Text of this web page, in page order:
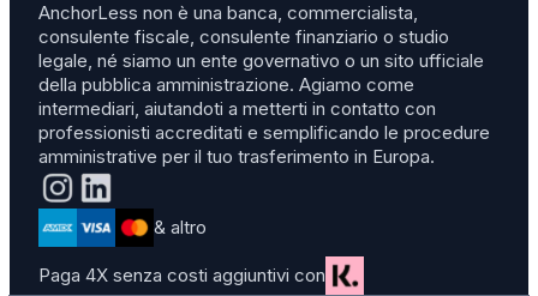
AnchorLess non è una banca, commercialista,
consulente fiscale, consulente finanziario o studio
legale, né siamo un ente governativo o un sito ufficiale
della pubblica amministrazione. Agiamo come
intermediari, aiutandoti a metterti in contatto con
professionisti accreditati e semplificando le procedure
amministrative per il tuo trasferimento in Europa.
& altro
Paga 4X senza costi aggiuntivi con